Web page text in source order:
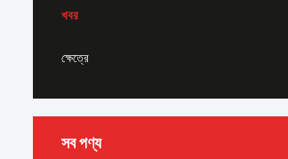
খবর
ক্ষেত্রে
সব পণ্য